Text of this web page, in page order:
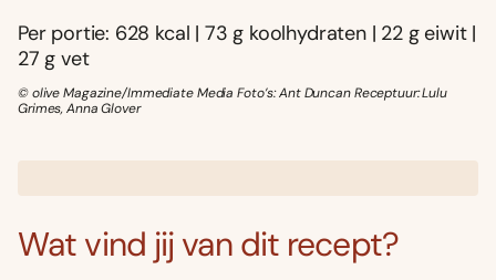
Per portie: 628 kcal | 73 g koolhydraten | 22 g eiwit |
27 g vet
© olive Magazine/Immediate Media Foto’s: Ant Duncan Receptuur: Lulu
Grimes, Anna Glover
Wat vind jij van dit recept?